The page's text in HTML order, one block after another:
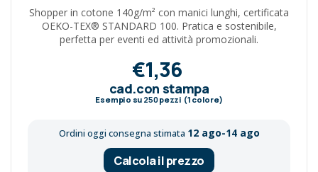
Shopper in cotone 140g/m² con manici lunghi, certificata
OEKO-TEX® STANDARD 100. Pratica e sostenibile,
perfetta per eventi ed attività promozionali.
€1,36
cad.con stampa
Esempio su 250pezzi (1 colore)
Ordini oggi consegna stimata 12 ago-14 ago
Calcola il prezzo